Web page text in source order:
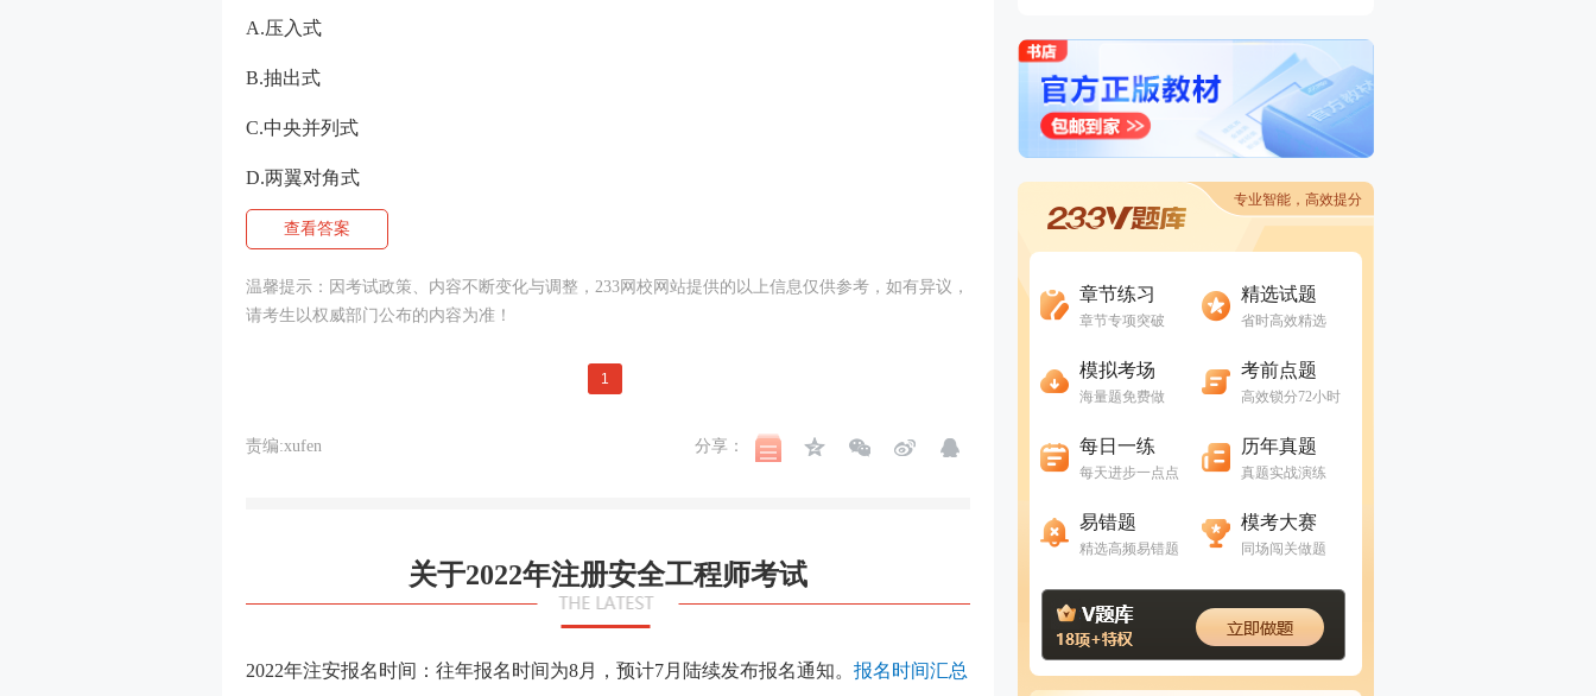
A.压入式
B.抽出式
C.中央并列式
D.两翼对角式
查看答案
温馨提示：因考试政策、内容不断变化与调整，233网校网站提供的以上信息仅供参考，如有异议，
请考生以权威部门公布的内容为准！
1
责编:xufen 分享：
关于2022年注册安全工程师考试
2022年注安报名时间：往年报名时间为8月，预计7月陆续发布报名通知。 报名时间汇总
篇设计及校审核工作。具有扎实
的理论功底，丰富的现场实践经
验，熟悉过程化设计、生产、检
修维护中的安全隐患及应急预
专业智能，高效提分
章节练习
章节专项突破
精选试题
省时高效精选
模拟考场
海量题免费做
考前点题
高效锁分72小时
每日一练
每天进步一点点
历年真题
真题实战演练
易错题
精选高频易错题
模考大赛
同场闯关做题